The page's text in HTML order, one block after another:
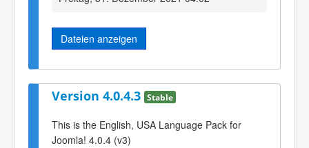
Dateien anzeigen
Version 4.0.4.3 Stable
This is the English, USA Language Pack for
Joomla! 4.0.4 (v3)